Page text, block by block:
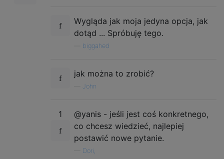
Wygląda jak moja jedyna opcja, jak
dotąd ... Spróbuję tego.
biggahed
jak można to zrobić?
John
1
@yanis - jeśli jest coś konkretnego,
co chcesz wiedzieć, najlepiej
postawić nowe pytanie.
Dori,